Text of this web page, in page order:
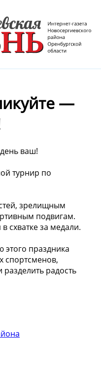
—
ваш!
турнир по
зрелищным
подвигам.
схватке за медали.
этого праздника
спортсменов,
радость